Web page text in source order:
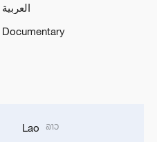
العربية
Documentary
Lao ລາວ